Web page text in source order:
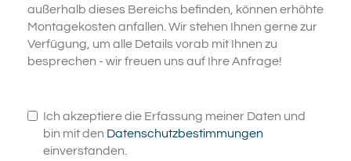
außerhalb dieses Bereichs befinden, können erhöhte
Montagekosten anfallen. Wir stehen Ihnen gerne zur
Verfügung, um alle Details vorab mit Ihnen zu
besprechen - wir freuen uns auf Ihre Anfrage!
Ich akzeptiere die Erfassung meiner Daten und
bin mit den Datenschutzbestimmungen
einverstanden.